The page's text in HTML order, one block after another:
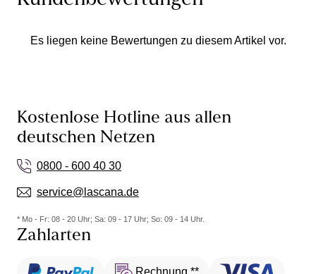
Es liegen keine Bewertungen zu diesem Artikel vor.
Kostenlose Hotline aus allen
deutschen Netzen
0800 - 600 40 30
service@lascana.de
* Mo - Fr: 08 - 20 Uhr; Sa: 09 - 17 Uhr; So: 09 - 14 Uhr.
Zahlarten
Rechnung **